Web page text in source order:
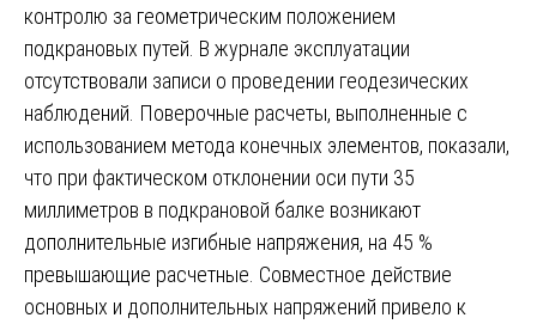
контролю за геометрическим положением
подкрановых путей. В журнале эксплуатации
отсутствовали записи о проведении геодезических
наблюдений. Поверочные расчеты, выполненные с
использованием метода конечных элементов, показали,
что при фактическом отклонении оси пути 35
миллиметров в подкрановой балке возникают
дополнительные изгибные напряжения, на 45 %
превышающие расчетные. Совместное действие
основных и дополнительных напряжений привело к